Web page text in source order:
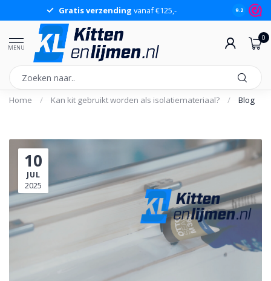
Gratis verzending vanaf €125,- 9.2
MENU
0
Home / Kan kit gebruikt worden als isolatiemateriaal? / Blog
10
JUL
2025